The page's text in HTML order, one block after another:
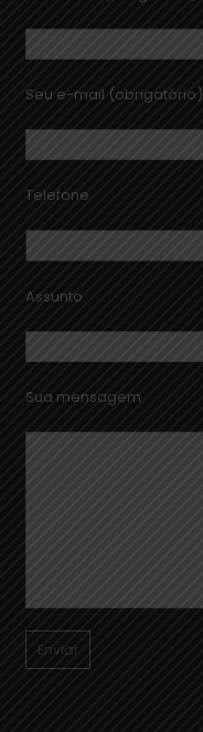
Seu e-mail (obrigatório)
Telefone
Assunto
Sua mensagem